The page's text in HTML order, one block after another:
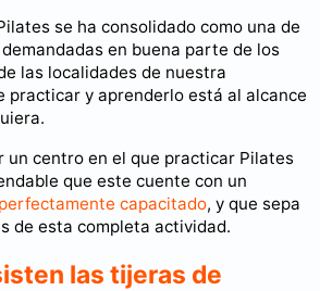
se ha consolidado como una de
en buena parte de los
las localidades de nuestra
practicar y aprenderlo está al alcance
un centro en el que practicar Pilates
que este cuente con un
capacitado, y que sepa
de esta completa actividad.
las tijeras de